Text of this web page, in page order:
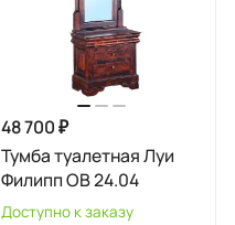
48 700 ₽
Тумба туалетная Луи
Филипп ОВ 24.04
Доступно к заказу